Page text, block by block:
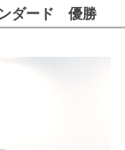
ンダード 優勝